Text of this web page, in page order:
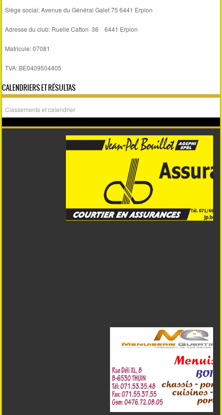
Siège social: Avenue du Général Galet 75 6441 Erpion
Adresse du club: Ruelle Catton 36 6441 Erpion
Matricule: 07081
TVA: BE0409504405
CALENDRIERS ET RÉSULTAS
Classements et calendrier